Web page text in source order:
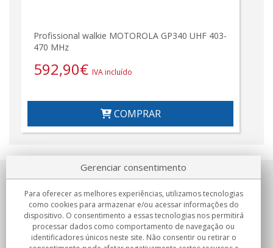
Profissional walkie MOTOROLA GP340 UHF 403-
470 MHz
592,90€ IVA incluído
COMPRAR
Sobre nosotros
Compromissos
Compras
Gerenciar consentimento
Para oferecer as melhores experiências, utilizamos tecnologias
como cookies para armazenar e/ou acessar informações do
dispositivo. O consentimento a essas tecnologias nos permitirá
processar dados como comportamento de navegação ou
identificadores únicos neste site. Não consentir ou retirar o